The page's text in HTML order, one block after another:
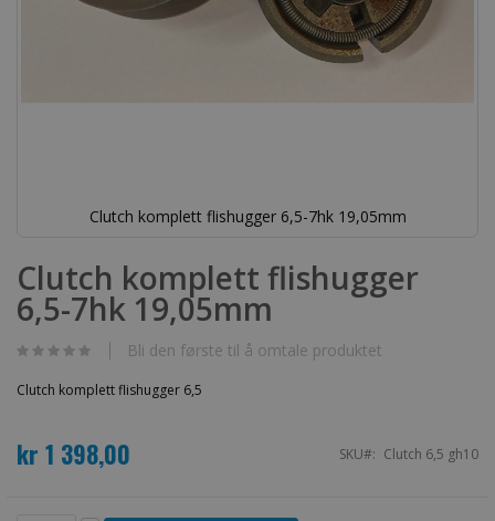
Clutch komplett flishugger 6,5-7hk 19,05mm
til
begynnelsen
av
bildegalleri
Clutch komplett flishugger
6,5-7hk 19,05mm
Bli den første til å omtale produktet
Clutch komplett flishugger 6,5
kr 1 398,00 SKU Clutch 6,5 gh10